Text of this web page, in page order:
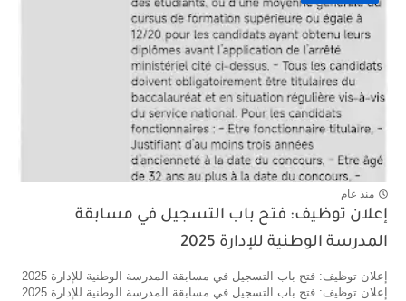
منذ عام
إعلان توظيف: فتح باب التسجيل في مسابقة
المدرسة الوطنية للإدارة 2025
إعلان توظيف: فتح باب التسجيل في مسابقة المدرسة الوطنية للإدارة 2025
إعلان توظيف: فتح باب التسجيل في مسابقة المدرسة الوطنية للإدارة 2025